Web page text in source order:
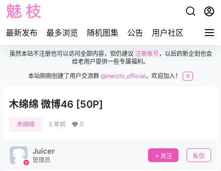
最新发布 最多浏览 随机图集 公告 用户社区
虽然本站不注册也可以访问全部内容，但仍建议 注册账号，以后的新企划也会
给老用户提供一些专属福利。
本站刚刚创建了用户交流群@meizhi_official ，欢迎加入！ ✕
木绵绵 微博46 [50P]
木绵绵 3 年前 0
Juicer
管理员
关注 私信